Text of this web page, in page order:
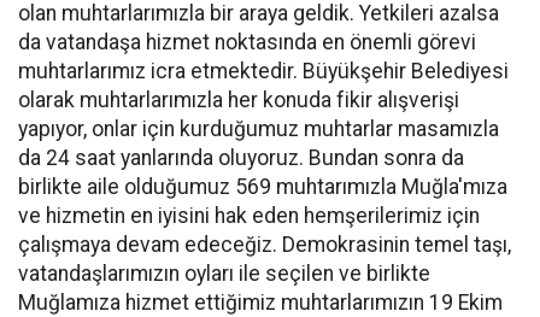
olan muhtarlarımızla bir araya geldik. Yetkileri azalsa
da vatandaşa hizmet noktasında en önemli görevi
muhtarlarımız icra etmektedir. Büyükşehir Belediyesi
olarak muhtarlarımızla her konuda fikir alışverişi
yapıyor, onlar için kurduğumuz muhtarlar masamızla
da 24 saat yanlarında oluyoruz. Bundan sonra da
birlikte aile olduğumuz 569 muhtarımızla Muğla'mıza
ve hizmetin en iyisini hak eden hemşerilerimiz için
çalışmaya devam edeceğiz. Demokrasinin temel taşı,
vatandaşlarımızın oyları ile seçilen ve birlikte
Muğlamıza hizmet ettiğimiz muhtarlarımızın 19 Ekim